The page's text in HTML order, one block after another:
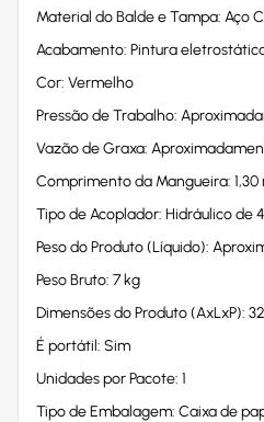
Material do Balde e Tampa: Aço
Acabamento: Pintura
Cor: Vermelho
Pressão de Trabalho:
Vazão de Graxa:
Comprimento da Mangueira: 1,30
Tipo de Acoplador: Hidráulico de
Peso do Produto (Líquido):
Peso Bruto: 7 kg
Dimensões do Produto (AxLxP):
É portátil: Sim
Unidades por Pacote: 1
Tipo de Embalagem: Caixa de